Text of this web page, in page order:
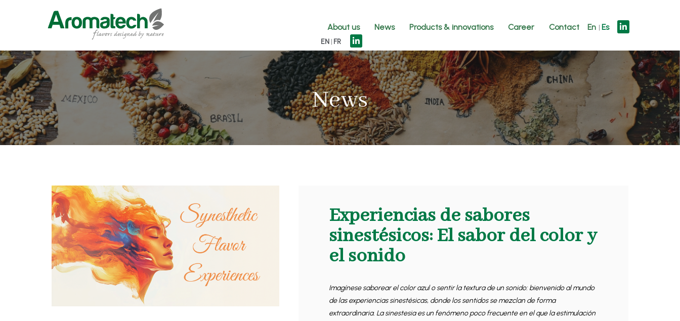
About us News Products & innovations Career Contact En Es
EN FR
News
Experiencias de sabores
sinestésicos: El sabor del color y
el sonido
Imagínese saborear el color azul o sentir la textura de un sonido: bienvenido al mundo
de las experiencias sinestésicas, donde los sentidos se mezclan de forma
extraordinaria. La sinestesia es un fenómeno poco frecuente en el que la estimulación